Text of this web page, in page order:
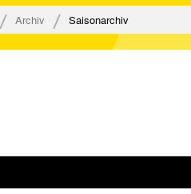
Stadionsprecher
Stadiongaststätte Klömpchensklub
Kontakt
Fanbeirat
Fan-Klubs
Bilanz DFB-
Archiv Saisonarchiv